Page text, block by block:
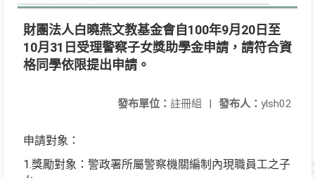
財團法人白曉燕文教基金會自100年9月20日至
10月31日受理警察子女獎助學金申請，請符合資
格同學依限提出申請。
發布人： ylsh02
發布單位： 註冊組 |
申請對象：
1.獎勵對象：警政署所屬警察機關編制內現職員工之子